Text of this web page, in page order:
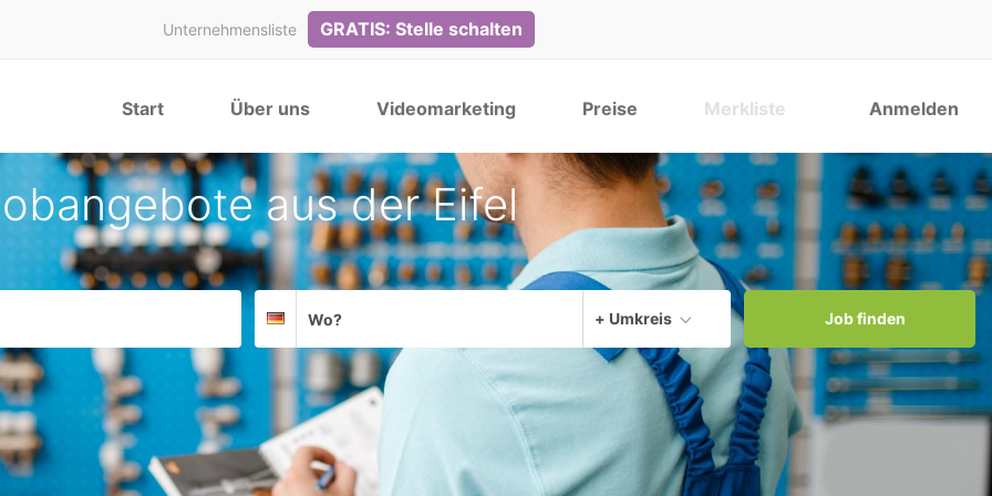
GRATIS: Stelle schalten
Unternehmensliste
Anmelden
Start Über uns Videomarketing Preise Merkliste
aus der Eifel
Deutschland
+ Umkreis
Aktuellen Ort verwenden
Job finden